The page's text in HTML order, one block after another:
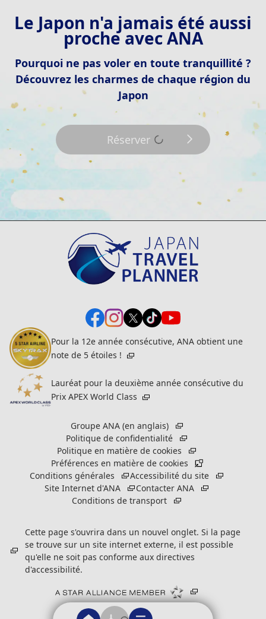
Le Japon n'a jamais été aussi
proche avec ANA
Pourquoi ne pas voler en toute tranquillité ?
Découvrez les charmes de chaque région du
Japon
Réserver
Pour la 12e année consécutive, ANA obtient une
note de 5 étoiles !
Lauréat pour la deuxième année consécutive du
Prix APEX World Class
Groupe ANA (en anglais)
Politique de confidentialité
Politique en matière de cookies
Préférences en matière de cookies
Conditions générales
Accessibilité du site
Site Internet d'ANA
Contacter ANA
Conditions de transport
Cette page s'ouvrira dans un nouvel onglet. Si la page
se trouve sur un site internet externe, il est possible
qu'elle ne soit pas conforme aux directives
d'accessibilité.